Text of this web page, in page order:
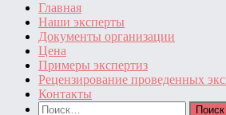
Главная
Наши эксперты
Документы организации
Цена
Примеры экспертиз
Рецензирование проведенных
Контакты
Найти: